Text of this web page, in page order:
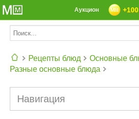
+100
Аукцион
Рецепты блюд
Основные
Разные основные блюда
Навигация